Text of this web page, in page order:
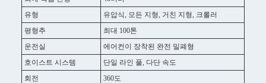
유형
유압식, 모든 지형, 거친 지형, 크롤러
평형추
최대 100톤
운전실
에어컨이 장착된 완전 밀폐형
호이스트 시스템
단일 라인 풀, 다단 속도
회전
360도